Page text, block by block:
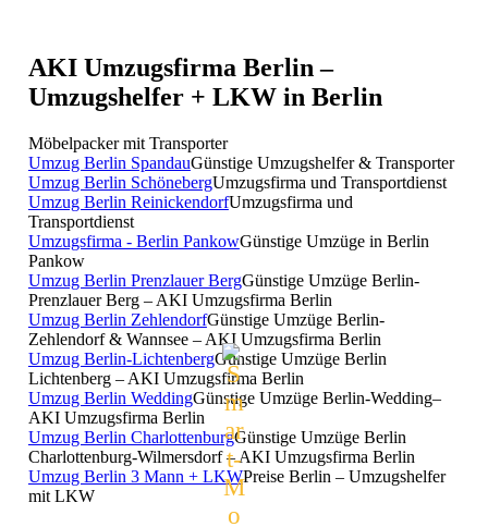
AKI Umzugsfirma Berlin –
Umzugshelfer + LKW in Berlin
Möbelpacker mit Transporter
Umzug Berlin SpandauGünstige Umzugshelfer & Transporter
Umzug Berlin SchönebergUmzugsfirma und Transportdienst
Umzug Berlin ReinickendorfUmzugsfirma und
Transportdienst
Umzugsfirma - Berlin PankowGünstige Umzüge in Berlin
Pankow
Umzug Berlin Prenzlauer BergGünstige Umzüge Berlin-
Prenzlauer Berg – AKI Umzugsfirma Berlin
Umzug Berlin ZehlendorfGünstige Umzüge Berlin-
Zehlendorf & Wannsee – AKI Umzugsfirma Berlin
Umzug Berlin-LichtenbergGünstige Umzüge Berlin
Lichtenberg – AKI Umzugsfirma Berlin
Umzug Berlin WeddingGünstige Umzüge Berlin-Wedding–
AKI Umzugsfirma Berlin
Umzug Berlin CharlottenburgGünstige Umzüge Berlin
Charlottenburg-Wilmersdorf – AKI Umzugsfirma Berlin
Umzug Berlin 3 Mann + LKWPreise Berlin – Umzugshelfer
mit LKW